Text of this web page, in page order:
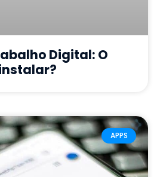
Digital: O
APPS